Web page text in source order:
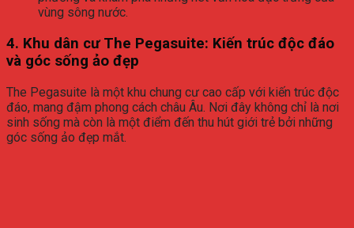
vùng sông nước.
4. Khu dân cư The Pegasuite: Kiến trúc độc đáo
và góc sống ảo đẹp
The Pegasuite là một khu chung cư cao cấp với kiến trúc độc
đáo, mang đậm phong cách châu Âu. Nơi đây không chỉ là nơi
sinh sống mà còn là một điểm đến thu hút giới trẻ bởi những
góc sống ảo đẹp mắt.